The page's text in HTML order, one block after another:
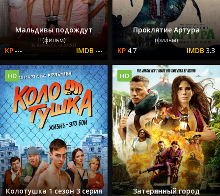
Мальдивы подождут
(фильм)
--- ---
Проклятие Артура
(фильм)
4.7 3.3
Колотушка 1 сезон 3 серия
HD
Затерянный город
HD